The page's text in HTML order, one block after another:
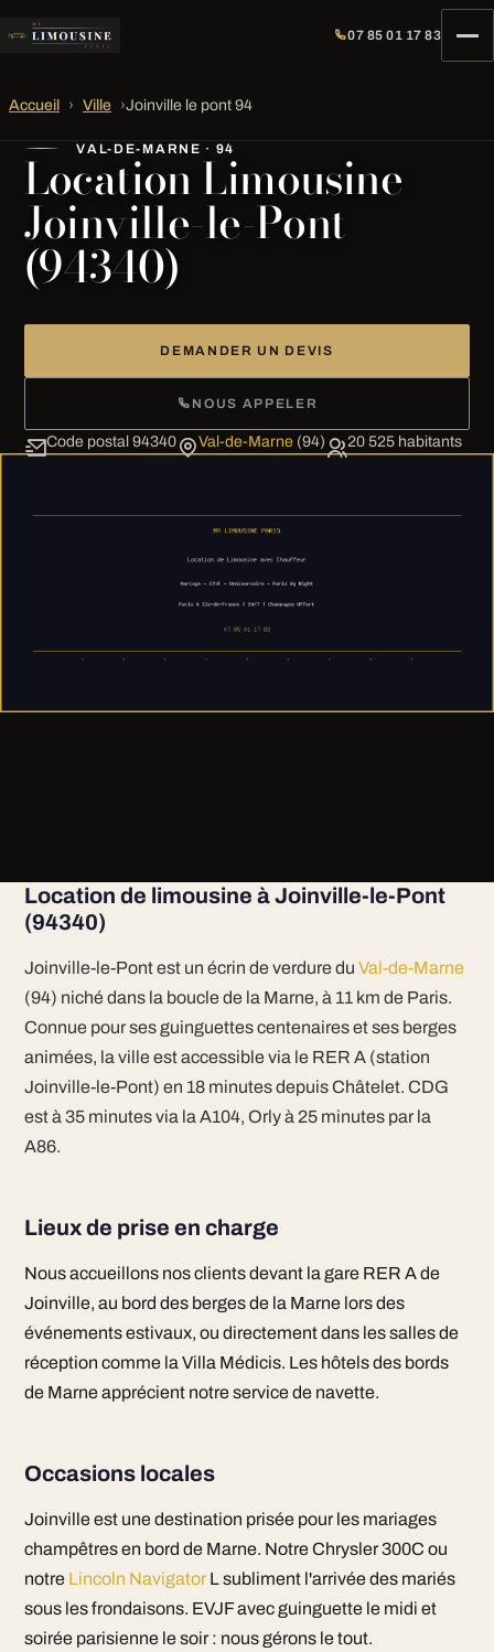
07 85 01 17 83
Accueil › Ville ›Joinville le pont 94
VAL-DE-MARNE · 94
Location Limousine
Joinville-le-Pont
(94340)
DEMANDER UN DEVIS
NOUS APPELER
Code postal 94340 Val-de-Marne (94) 20 525 habitants
Location de limousine à Joinville-le-Pont
(94340)
Joinville-le-Pont est un écrin de verdure du Val-de-Marne
(94) niché dans la boucle de la Marne, à 11 km de Paris.
Connue pour ses guinguettes centenaires et ses berges
animées, la ville est accessible via le RER A (station
Joinville-le-Pont) en 18 minutes depuis Châtelet. CDG
est à 35 minutes via la A104, Orly à 25 minutes par la
A86.
Lieux de prise en charge
Nous accueillons nos clients devant la gare RER A de
Joinville, au bord des berges de la Marne lors des
événements estivaux, ou directement dans les salles de
réception comme la Villa Médicis. Les hôtels des bords
de Marne apprécient notre service de navette.
Occasions locales
Joinville est une destination prisée pour les mariages
champêtres en bord de Marne. Notre Chrysler 300C ou
notre Lincoln NavigatorL subliment l'arrivée des mariés
sous les frondaisons. EVJF avec guinguette le midi et
soirée parisienne le soir : nous gérons le tout.